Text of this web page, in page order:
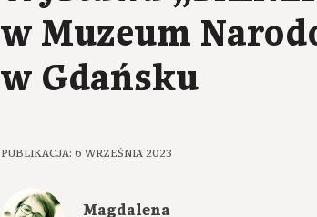
w Muzeum
w Gdańsku
PUBLIKACJA: 6 WRZEŚNIA 2023
Magdalena